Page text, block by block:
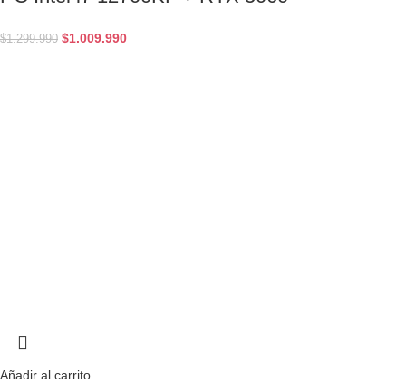
$1.299.990 $1.009.990
Añadir al carrito